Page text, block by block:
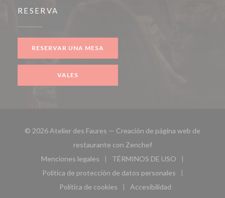
RESERVA
RESERVAR UNA MESA
VALES
© 2026 Atelier des Faures — Creación de página web de
restaurante con Zenchef((abre en una nueva
Menciones legales
((abre en una nueva ventana))
TÉRMINOS DE USO
((abre en una nueva
Política de protección de datos personales
((abre en una nueva ventana))
Política de cookies
((abre en una nueva ventana))
Accesibilidad